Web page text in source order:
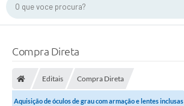
O que voce procura?
Compra Direta
Editais Compra Direta
Aquisição de óculos de grau com armação e lentes inclusas